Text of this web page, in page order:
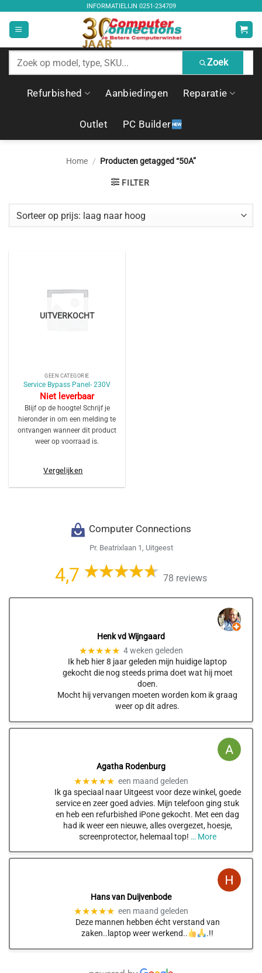
inhoud
INFORMATIELIJN 0251-234709
Zoek
producten
Zoek
Refurbished Aanbiedingen Reparatie
Outlet PC Builder
Home / Producten getagged “50A”
FILTER
UITVERKOCHT
GEEN CATEGORIE
Service Bypass Panel- 230V
Niet leverbaar
Blijf op de hoogte! Schrijf je
hieronder in om een melding te
ontvangen wanneer dit product
weer op voorraad is.
Vergelijken
Computer Connections
Pr. Beatrixlaan 1, Uitgeest
4,7 78 reviews
Henk vd Wijngaard
★★★★★ 4 weken geleden
Ik heb hier 8 jaar geleden mijn huidige laptop
gekocht die nog steeds prima doet wat hij moet
doen.
Mocht hij vervangen moeten worden kom ik graag
weer op dit adres.
Agatha Rodenburg
★★★★★ een maand geleden
Ik ga speciaal naar Uitgeest voor deze winkel, goede
service en zeer goed advies. Mijn telefoon ging stuk
en heb een refurbished iPone gekocht. Met een dag
had ik weer een nieuwe, alles overgezet, hoesje,
screenprotector, helemaal top! … More
Hans van Duijvenbode
★★★★★ een maand geleden
Deze mannen hebben écht verstand van
zaken..laptop weer werkend..
.!!